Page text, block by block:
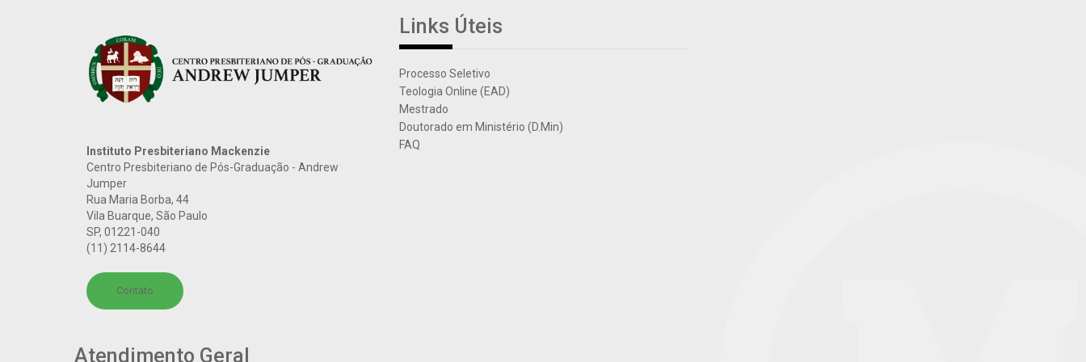
Instituto Presbiteriano Mackenzie
Centro Presbiteriano de Pós-Graduação - Andrew
Jumper
Rua Maria Borba, 44
Vila Buarque, São Paulo
SP, 01221-040
(11) 2114-8644
Contato
Links Úteis
Processo Seletivo
Teologia Online (EAD)
Mestrado
Doutorado em Ministério (D.Min)
FAQ
Atendimento Geral